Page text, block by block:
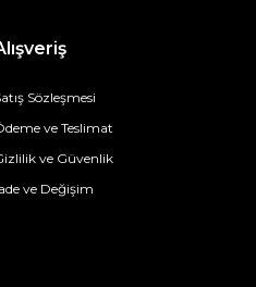
Sözleşmesi
ve Teslimat
ve Güvenlik
ve Değişim